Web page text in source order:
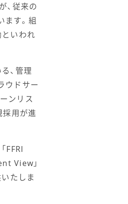
、従来の
ます。組
いわれ
、管理
ウドサー
ンリス
採用が進
FFRI
View」
たしま